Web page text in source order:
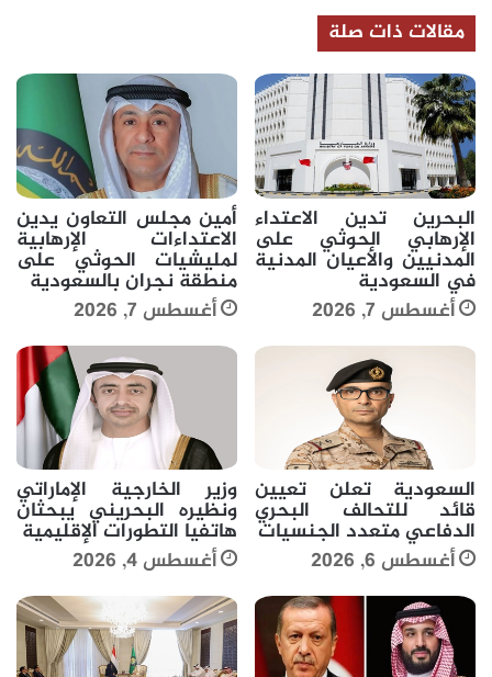
مقالات ذات صلة
البحرين تدين الاعتداء
الإرهابي الحوثي على
المدنيين والأعيان المدنية
في السعودية
أغسطس 7, 2026
أمين مجلس التعاون يدين
الاعتداءات الإرهابية
لمليشيات الحوثي على
منطقة نجران بالسعودية
أغسطس 7, 2026
السعودية تعلن تعيين
قائد للتحالف البحري
الدفاعي متعدد الجنسيات
أغسطس 6, 2026
وزير الخارجية الإماراتي
ونظيره البحريني يبحثان
هاتفيا التطورات الإقليمية
أغسطس 4, 2026